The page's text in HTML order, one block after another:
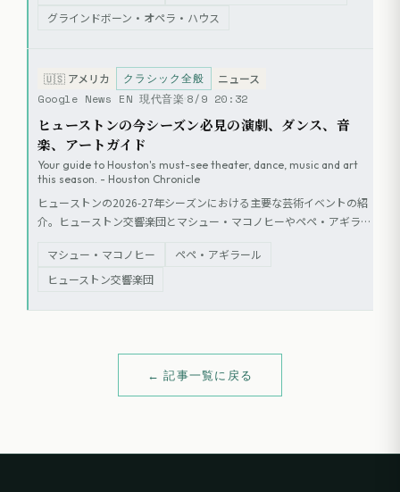
グラインドボーン・オペラ・ハウス
🇺🇸 アメリカ クラシック全般 ニュース
Google News EN 現代音楽 8/9 20:32
ヒューストンの今シーズン必見の演劇、ダンス、音
楽、アートガイド
Your guide to Houston's must-see theater, dance, music and art
this season. - Houston Chronicle
ヒューストンの2026-27年シーズンにおける主要な芸術イベントの紹
介。ヒューストン交響楽団とマシュー・マコノヒーやペペ・アギラー
館でのピカソ、クレー、マティス展など、視覚芸術、クラシック音
楽、オペラ、ダンス、文学の幅広いプログラムが予定されている。
マシュー・マコノヒー
ペペ・アギラール
ヒューストン交響楽団
← 記事一覧に戻る